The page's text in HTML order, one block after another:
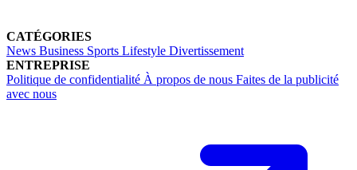
CATÉGORIES
News Business Sports Lifestyle Divertissement
ENTREPRISE
Politique de confidentialité À propos de nous Faites de la publicité
avec nous